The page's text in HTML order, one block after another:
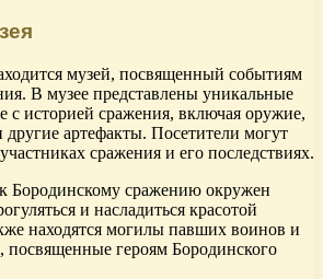
музей, посвященный событиям
В музее представлены уникальные
с историей сражения, включая оружие,
артефакты. Посетители могут
сражения и его последствиях.
Бородинскому сражению окружен
и насладиться красотой
находятся могилы павших воинов и
посвященные героям Бородинского